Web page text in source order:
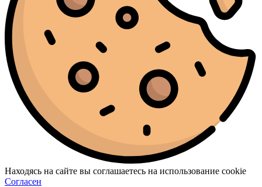
Находясь на сайте вы соглашаетесь на использование cookie
Согласен